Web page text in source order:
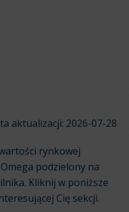
aktualizacji: 2026-07-28
rynkowej
podzielony na
Kliknij w poniższe
Cię sekcji.